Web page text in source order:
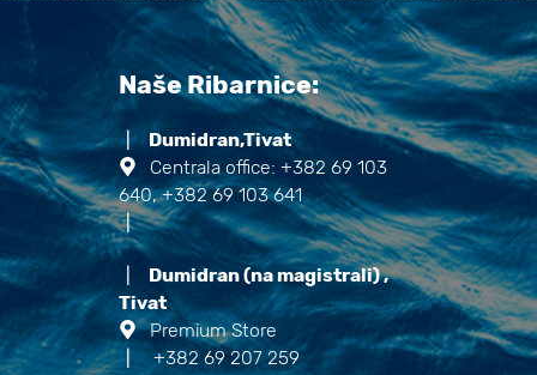
Naše Ribarnice:
|
Dumidran,Tivat
Centrala office: +382 69 103
640, +382 69 103 641
|
Dumidran (na magistrali) ,
Tivat
Premium Store
|
+382 69 207 259